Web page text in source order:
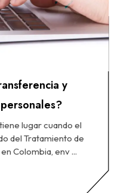
y
lugar cuando el
del Tratamiento de
Colombia, env ...